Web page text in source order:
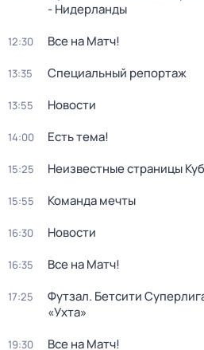
- Нидерланды
12:30 Все на Матч!
13:35 Специальный репортаж
13:55 Новости
14:00 Есть тема!
15:25 Неизвестные страницы
15:55 Команда мечты
16:30 Новости
16:35 Все на Матч!
17:25
Футзал. Бетсити
«Ухта»
19:30 Все на Матч!